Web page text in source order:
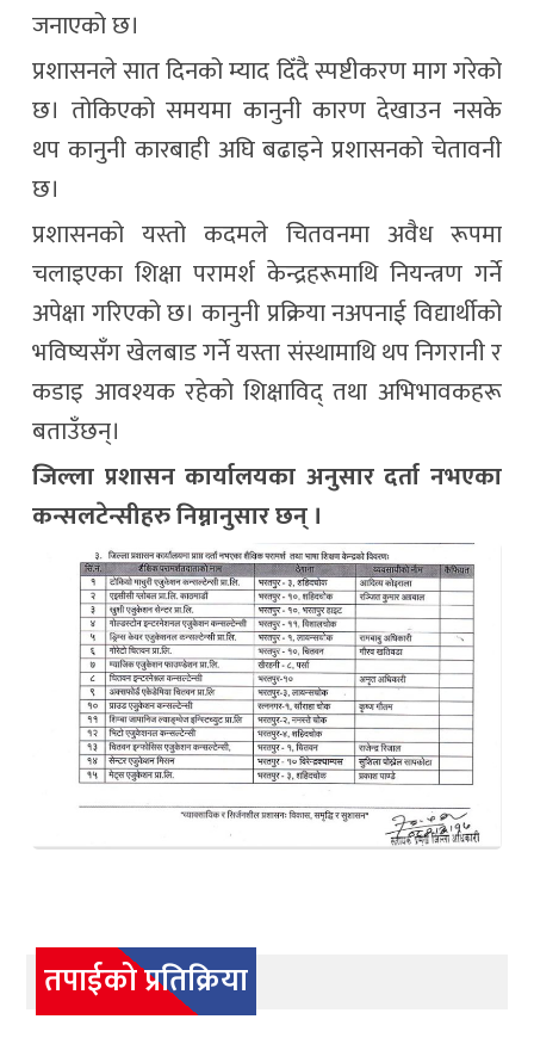
जनाएको छ।
प्रशासनले सात दिनको म्याद दिँदै स्पष्टीकरण माग गरेको
छ। तोकिएको समयमा कानुनी कारण देखाउन नसके
थप कानुनी कारबाही अघि बढाइने प्रशासनको चेतावनी
छ।
प्रशासनको यस्तो कदमले चितवनमा अवैध रूपमा
चलाइएका शिक्षा परामर्श केन्द्रहरूमाथि नियन्त्रण गर्ने
अपेक्षा गरिएको छ। कानुनी प्रक्रिया नअपनाई विद्यार्थीको
भविष्यसँग खेलबाड गर्ने यस्ता संस्थामाथि थप निगरानी र
कडाइ आवश्यक रहेको शिक्षाविद् तथा अभिभावकहरू
बताउँछन्।
जिल्ला प्रशासन कार्यालयका अनुसार दर्ता नभएका
कन्सलटेन्सीहरु निम्नानुसार छन् ।
तपाईको प्रतिक्रिया